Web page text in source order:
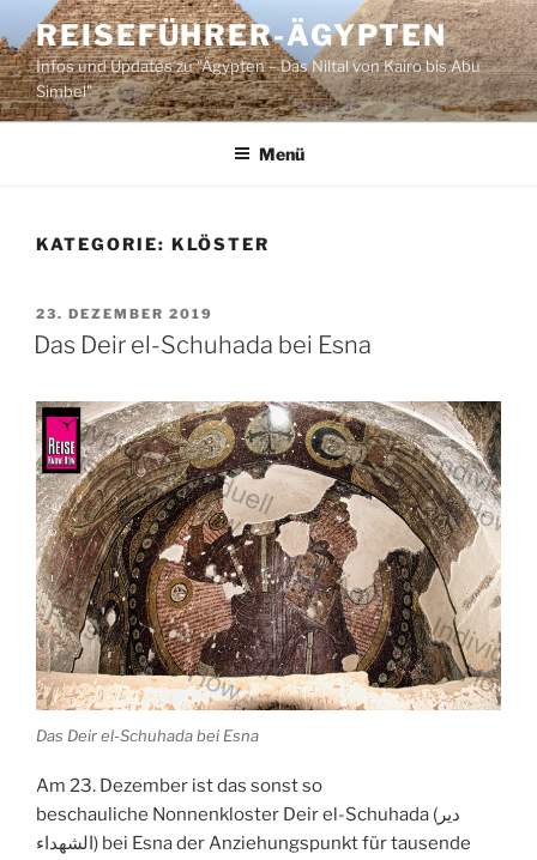
Inhalt
springen
REISEFÜHRER-ÄGYPTEN
Infos und Updates zu "Ägypten – Das Niltal von Kairo bis Abu
Simbel"
Menü
KATEGORIE: KLÖSTER
VERÖFFENTLICHT
AM
23. DEZEMBER 2019
Das Deir el-Schuhada bei Esna
Das Deir el-Schuhada bei Esna
Am 23. Dezember ist das sonst so
beschauliche Nonnenkloster Deir el-Schuhada (دير
الشهداء) bei Esnader Anziehungspunkt für tausende